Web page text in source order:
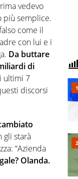
vedevo
più semplice.
come il
con lui e i
Da buttare
di
ultimi 7
discorsi
gli starà
“Azienda
Olanda.